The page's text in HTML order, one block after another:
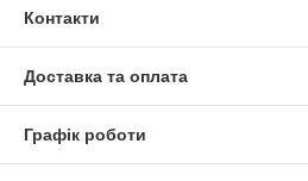
Контакти
Доставка та оплата
Графік роботи